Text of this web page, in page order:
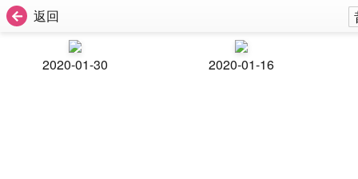
返回
2020-01-30 2020-01-16